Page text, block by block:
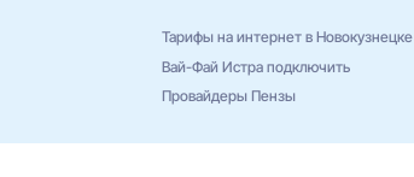
Тарифы на интернет в Новокузнецке
Вай-Фай Истра подключить
Провайдеры Пензы